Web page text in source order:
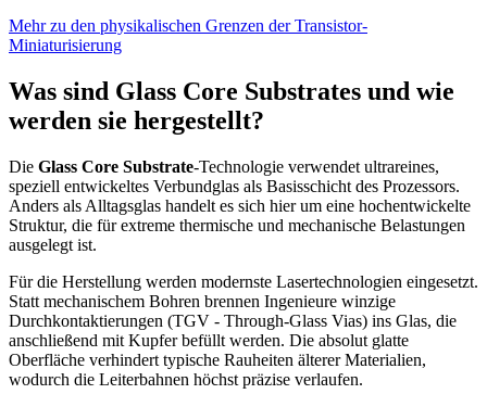
Mehr zu den physikalischen Grenzen der Transistor-
Miniaturisierung
Was sind Glass Core Substrates und wie
werden sie hergestellt?
Die Glass Core Substrate-Technologie verwendet ultrareines,
speziell entwickeltes Verbundglas als Basisschicht des Prozessors.
Anders als Alltagsglas handelt es sich hier um eine hochentwickelte
Struktur, die für extreme thermische und mechanische Belastungen
ausgelegt ist.
Für die Herstellung werden modernste Lasertechnologien eingesetzt.
Statt mechanischem Bohren brennen Ingenieure winzige
Durchkontaktierungen (TGV - Through-Glass Vias) ins Glas, die
anschließend mit Kupfer befüllt werden. Die absolut glatte
Oberfläche verhindert typische Rauheiten älterer Materialien,
wodurch die Leiterbahnen höchst präzise verlaufen.